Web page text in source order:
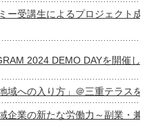
ー受講生によるプロジェクト成
2024 DEMO DAYを開催し
域への入り方」＠三重テラスを
企業の新たな労働力～副業・兼